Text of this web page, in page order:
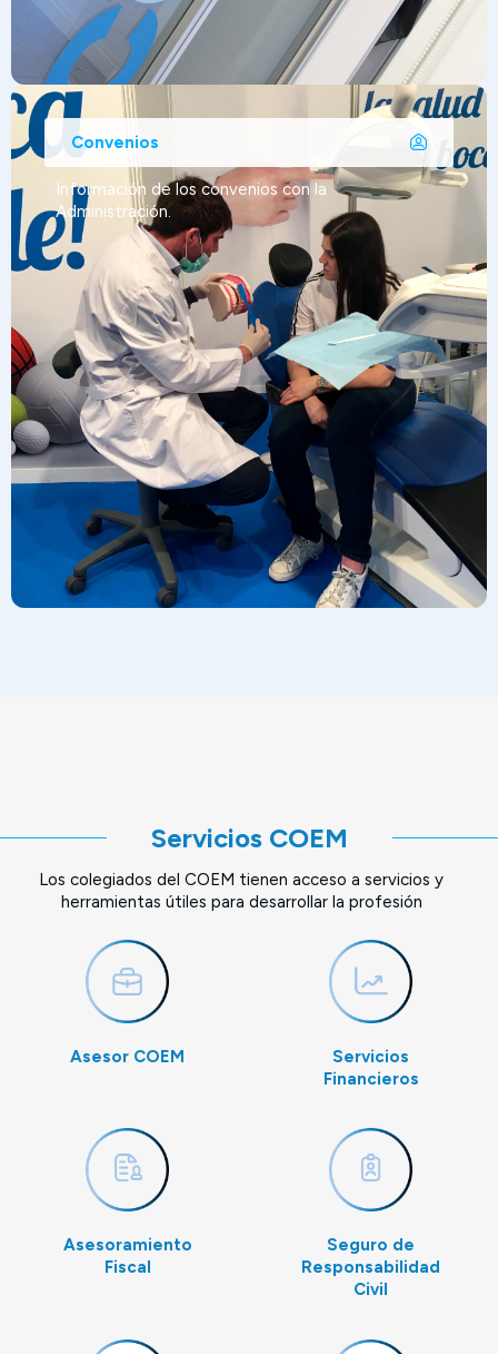
Convenios
Información de los convenios con la
Administración.
Servicios COEM
Los colegiados del COEM tienen acceso a servicios y
herramientas útiles para desarrollar la profesión
Asesor COEM
Servicios
Financieros
Asesoramiento
Fiscal
Seguro de
Responsabilidad
Civil